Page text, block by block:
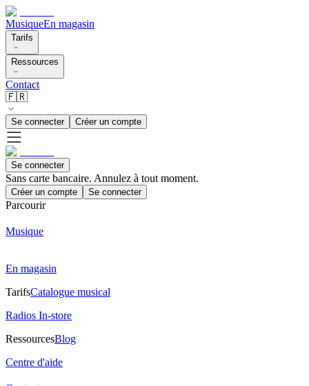
MusiqueEn magasin
Tarifs
Ressources
Contact
🇫🇷
Se connecter Créer un compte
Se connecter
Sans carte bancaire. Annulez à tout moment.
Créer un compte Se connecter
Parcourir
Musique
En magasin
TarifsCatalogue musical
Radios In-store
RessourcesBlog
Centre d'aide